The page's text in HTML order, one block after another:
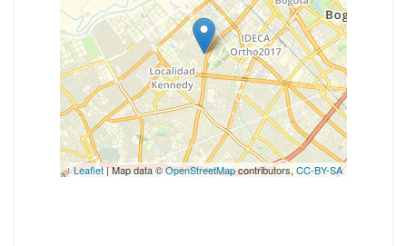
Leaflet| Map data ©OpenStreetMapcontributors,CC-BY-SA